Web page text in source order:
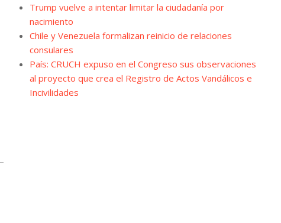
Trump vuelve a intentar limitar la ciudadanía por
nacimiento
Chile y Venezuela formalizan reinicio de relaciones
consulares
País: CRUCH expuso en el Congreso sus observaciones
al proyecto que crea el Registro de Actos Vandálicos e
Incivilidades